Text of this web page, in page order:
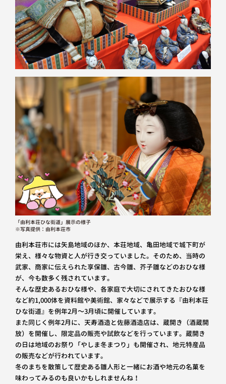
「由利本荘ひな街道」展示の様子
※写真提供：由利本荘市
由利本荘市には矢島地域のほか、本荘地域、亀田地域で城下町が
栄え、様々な物資と人が行き交っていました。そのため、当時の
武家、商家に伝えられた享保雛、古今雛、芥子雛などのおひな様
が、今も数多く残されています。
そんな歴史あるおひな様や、各家庭で大切にされてきたおひな様
など約1,000体を資料館や美術館、家々などで展示する『由利本荘
ひな街道』を例年2月～3月頃に開催しています。
また同じく例年2月に、天寿酒造と佐藤酒造店は、蔵開き（酒蔵開
放）を開催し、限定品の販売や試飲などを行っています。蔵開き
の日は地域のお祭り「やしま冬まつり」も開催され、地元特産品
の販売などが行われています。
冬のまちを散策して歴史ある雛人形と一緒にお酒や地元の名菓を
味わってみるのも良いかもしれませんね！